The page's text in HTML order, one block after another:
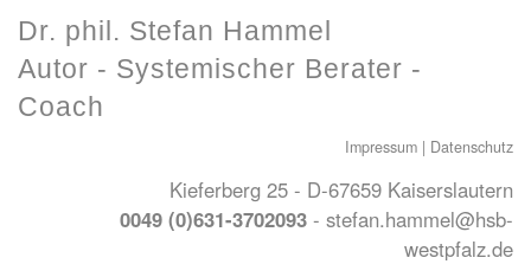
Dr. phil. Stefan Hammel
Autor - Systemischer Berater -
Coach
Impressum | Datenschutz
Kieferberg 25 - D-67659 Kaiserslautern
0049 (0)631-3702093 - stefan.hammel@hsb-
westpfalz.de